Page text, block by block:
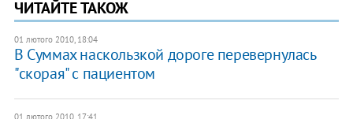
ЧИТАЙТЕ ТАКОЖ
01 лютого 2010, 18:04
В Суммах наскользкой дороге перевернулась
"скорая" с пациентом
01 лютого 2010, 17:41